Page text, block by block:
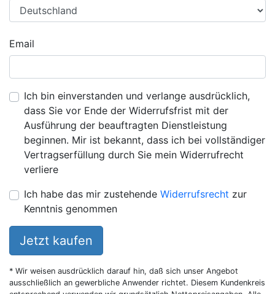
Email
Ich bin einverstanden und verlange ausdrücklich,
dass Sie vor Ende der Widerrufsfrist mit der
Ausführung der beauftragten Dienstleistung
beginnen. Mir ist bekannt, dass ich bei vollständiger
Vertragserfüllung durch Sie mein Widerrufrecht
verliere
Ich habe das mir zustehende Widerrufsrecht zur
Kenntnis genommen
Jetzt kaufen
* Wir weisen ausdrücklich darauf hin, daß sich unser Angebot
ausschließlich an gewerbliche Anwender richtet. Diesem Kundenkreis